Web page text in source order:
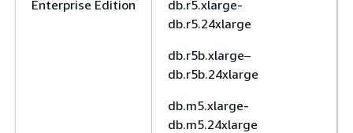
Enterprise Edition
db.r5.xlarge-
db.r5.24xlarge
db.r5b.xlarge–
db.r5b.24xlarge
db.m5.xlarge-
db.m5.24xlarge